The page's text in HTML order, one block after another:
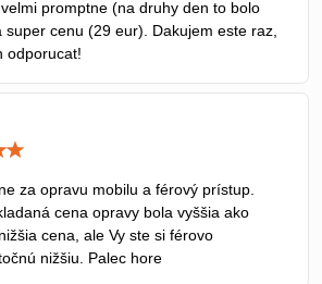
promptne (na druhy den to bolo
super cenu (29 eur). Dakujem este raz,
odporucat!
5
za opravu mobilu a férový prístup.
cena opravy bola vyššia ako
cena, ale Vy ste si férovo
nižšiu. Palec hore